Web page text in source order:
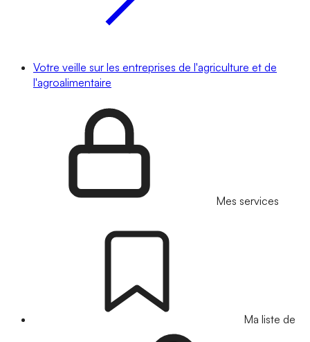
Votre veille sur les entreprises de l'agriculture et de
l'agroalimentaire
Mes services
Ma liste de